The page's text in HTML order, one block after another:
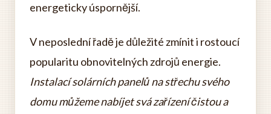
energeticky úspornější.
V neposlední řadě je důležité zmínit i rostoucí
popularitu obnovitelných zdrojů energie.
Instalací solárních panelů na střechu svého
domu můžeme nabíjet svá zařízení čistou a